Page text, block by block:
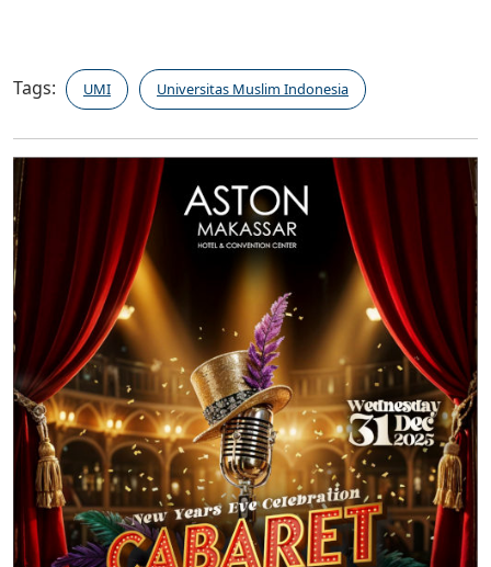
Tags: UMI Universitas Muslim Indonesia